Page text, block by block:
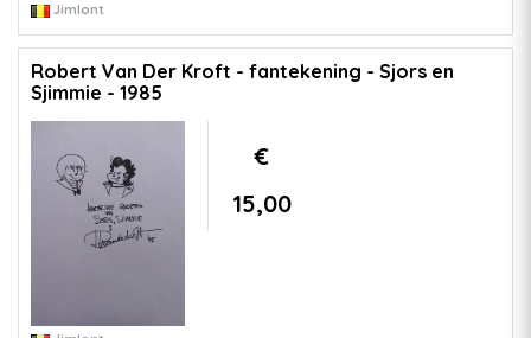
Jimlont
Robert Van Der Kroft - fantekening - Sjors en
Sjimmie - 1985
€
15,00